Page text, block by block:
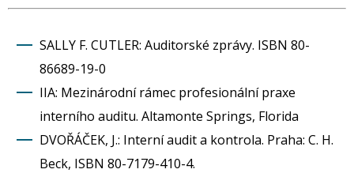
SALLY F. CUTLER: Auditorské zprávy. ISBN 80-
86689-19-0
IIA: Mezinárodní rámec profesionální praxe
interního auditu. Altamonte Springs, Florida
DVOŘÁČEK, J.: Interní audit a kontrola. Praha: C. H.
Beck, ISBN 80-7179-410-4.